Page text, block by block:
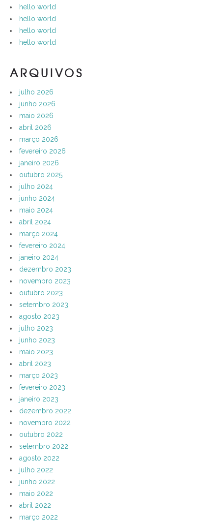
hello world
hello world
hello world
hello world
ARQUIVOS
julho 2026
junho 2026
maio 2026
abril 2026
março 2026
fevereiro 2026
janeiro 2026
outubro 2025
julho 2024
junho 2024
maio 2024
abril 2024
março 2024
fevereiro 2024
janeiro 2024
dezembro 2023
novembro 2023
outubro 2023
setembro 2023
agosto 2023
julho 2023
junho 2023
maio 2023
abril 2023
março 2023
fevereiro 2023
janeiro 2023
dezembro 2022
novembro 2022
outubro 2022
setembro 2022
agosto 2022
julho 2022
junho 2022
maio 2022
abril 2022
março 2022